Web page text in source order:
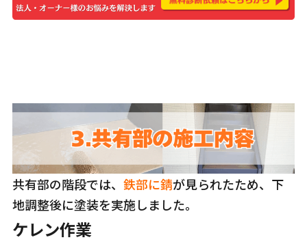
共有部の階段では、 鉄部に錆が見られたため、下
地調整後に塗装を実施しました。
ケレン作業